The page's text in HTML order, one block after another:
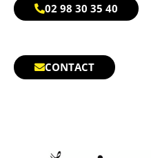
02 98 30 35 40
CONTACT